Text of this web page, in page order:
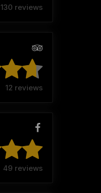
130 reviews
12 reviews
49 reviews